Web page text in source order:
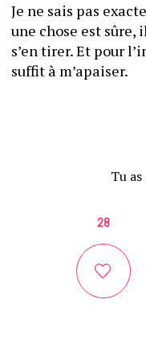
Je ne sais pas
une chose est sûre,
s’en tirer. Et pour
Tu
28